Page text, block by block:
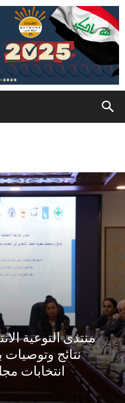
منتدى التوعية
نتائج
انتخابات